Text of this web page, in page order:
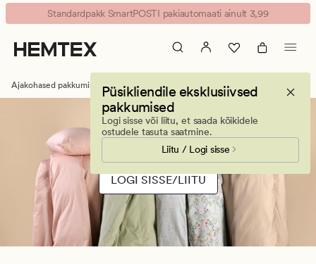
Hemtex
Magamistoa
pakkumised
Voodipesukomplektid
Animated
banner.
Press
ESCAPE
pause.
Standardpakk SmartPOSTI pakiautomaati ainult 3,99
Püsikliendile eksklusiivsed
pakkumised
Logi sisse või liitu, et saada kõikidele
ostudele tasuta saatmine.
Liitu / Logi sisse
Ajakohased pakkumised Voodipesukomplektid
LOGI SISSE/LIITU